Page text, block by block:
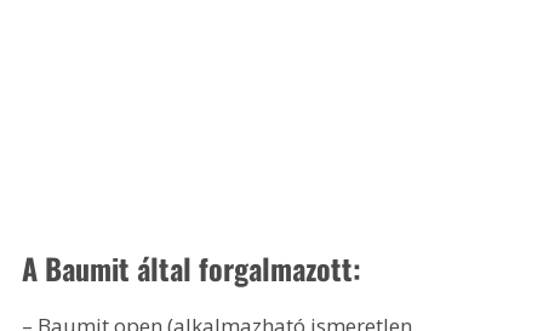
A Baumit által forgalmazott: